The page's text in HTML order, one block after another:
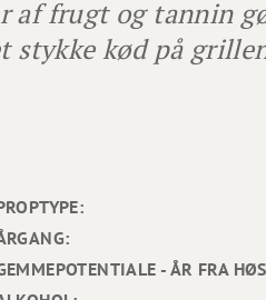
af frugt og tannin
stykke kød på
- ÅR FRA